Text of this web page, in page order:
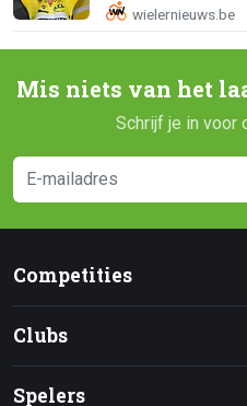
Mis niets van het
Schrijf je in voor
Competities
Clubs
Spelers